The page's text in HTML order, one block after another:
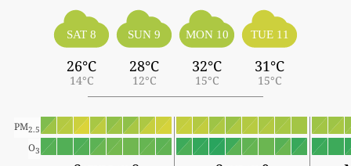
SAT 8
26°C
14°C
SUN 9
28°C
12°C
MON 10
32°C
15°C
TUE 11
31°C
15°C
PM2.5
O3